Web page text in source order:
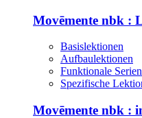
Movēmente nbk :
Basislektionen
Aufbaulektionen
Funktionale Serien
Spezifische
Movēmente nbk :